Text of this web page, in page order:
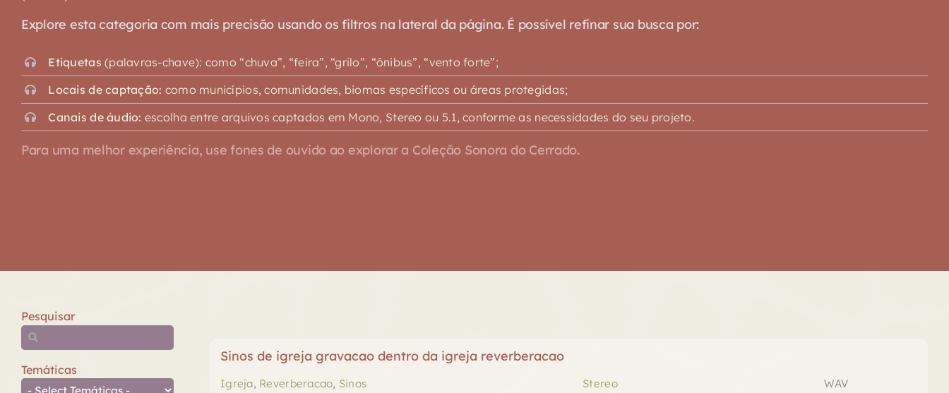
Explore esta categoria com mais precisão usando os filtros na lateral da página. É possível refinar sua busca por:
Etiquetas (palavras-chave): como “chuva”, “feira”, “grilo”, “ônibus”, “vento forte”;
Locais de captação: como municípios, comunidades, biomas específicos ou áreas protegidas;
Canais de áudio: escolha entre arquivos captados em Mono, Stereo ou 5.1, conforme as necessidades do seu projeto.
Para uma melhor experiência, use fones de ouvido ao explorar a Coleção Sonora do Cerrado.
Pesquisar
Temáticas
Sinos de igreja gravacao dentro da igreja reverberacao
Igreja, Reverberacao, Sinos
Stereo
WAV